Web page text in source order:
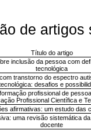
de
Título do artigo
inclusão da pessoa com
tecnológica
transtorno do espectro
desafios e
profissional de
Profissional Científica e
afirmativas: um estudo das
uma revisão sistemática
docente